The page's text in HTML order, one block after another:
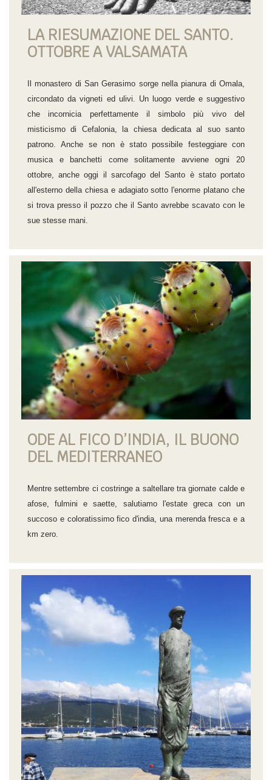
LA RIESUMAZIONE DEL SANTO.
OTTOBRE A VALSAMATA
Il monastero di San Gerasimo sorge nella pianura di Omala,
circondato da vigneti ed ulivi. Un luogo verde e suggestivo
che incornicia perfettamente il simbolo più vivo del
misticismo di Cefalonia, la chiesa dedicata al suo santo
patrono. Anche se non è stato possibile festeggiare con
musica e banchetti come solitamente avviene ogni 20
ottobre, anche oggi il sarcofago del Santo è stato portato
all'esterno della chiesa e adagiato sotto l'enorme platano che
si trova presso il pozzo che il Santo avrebbe scavato con le
sue stesse mani.
ODE AL FICO D’INDIA, IL BUONO
DEL MEDITERRANEO
Mentre settembre ci costringe a saltellare tra giornate calde e
afose, fulmini e saette, salutiamo l'estate greca con un
succoso e coloratissimo fico d'india, una merenda fresca e a
km zero.